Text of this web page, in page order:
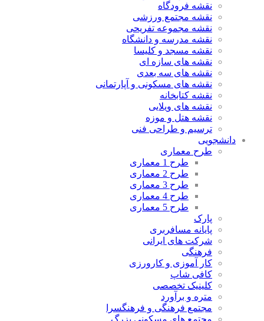
نقشه فرودگاه
نقشه مجتمع ورزشی
نقشه مجموعه تفریحی
نقشه مدرسه و دانشگاه
نقشه مسجد و کلیسا
نقشه های سازه ای
نقشه های سه بعدی
نقشه های مسکونی و آپارتمانی
نقشه کتابخانه
نقشه های ویلایی
نقشه هتل و موزه
ترسیم و طراحی فنی
دانشجویی
طرح معماری
طرح 1 معماری
طرح 2 معماری
طرح 3 معماری
طرح 4 معماری
طرح 5 معماری
پارک
پایانه مسافربری
شرکت های ایرانی
فرهنگی
کار آموزی و کارورزی
کافی شاپ
کلینیک تخصصی
متره و برآورد
مجتمع فرهنگی و فرهنگسرا
مجتمع های مسکونی بزرگ